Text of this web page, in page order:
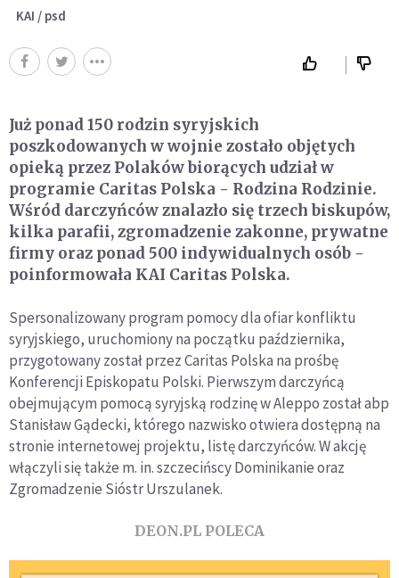
KAI / psd
Już ponad 150 rodzin syryjskich
poszkodowanych w wojnie zostało objętych
opieką przez Polaków biorących udział w
programie Caritas Polska - Rodzina Rodzinie.
Wśród darczyńców znalazło się trzech biskupów,
kilka parafii, zgromadzenie zakonne, prywatne
firmy oraz ponad 500 indywidualnych osób -
poinformowała KAI Caritas Polska.
Spersonalizowany program pomocy dla ofiar konfliktu
syryjskiego, uruchomiony na początku października,
przygotowany został przez Caritas Polska na prośbę
Konferencji Episkopatu Polski. Pierwszym darczyńcą
obejmującym pomocą syryjską rodzinę w Aleppo został abp
Stanisław Gądecki, którego nazwisko otwiera dostępną na
stronie internetowej projektu, listę darczyńców. W akcję
włączyli się także m. in. szczecińscy Dominikanie oraz
Zgromadzenie Sióstr Urszulanek.
DEON.PL POLECA